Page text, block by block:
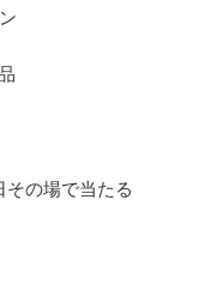
その場で当たる